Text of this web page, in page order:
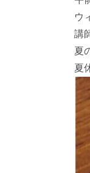
ウ
講
夏
夏